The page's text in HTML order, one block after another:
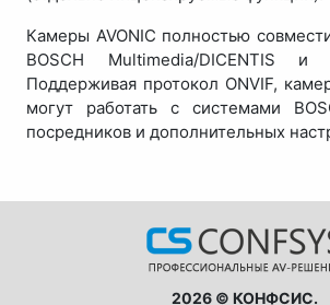
Камеры AVONIC полностью
BOSCH Multimedia/DICENTIS
Поддерживая протокол ONVIF,
могут работать с системами
посредников и дополнительных
2026 © КОНФСИС.